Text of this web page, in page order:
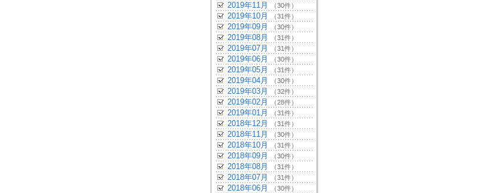
2019年11月 （30件）
2019年10月 （31件）
2019年09月 （30件）
2019年08月 （31件）
2019年07月 （31件）
2019年06月 （30件）
2019年05月 （31件）
2019年04月 （30件）
2019年03月 （32件）
2019年02月 （28件）
2019年01月 （31件）
2018年12月 （31件）
2018年11月 （30件）
2018年10月 （31件）
2018年09月 （30件）
2018年08月 （31件）
2018年07月 （31件）
2018年06月 （30件）